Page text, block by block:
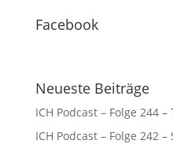
Facebook
Neueste Beiträge
ICH Podcast – Folge 244 –
ICH Podcast – Folge 242